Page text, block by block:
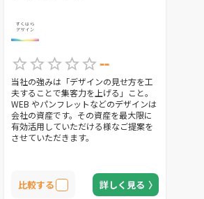
--
当社の強みは「デザインの見せ方を工
夫することで集客力を上げる」こと。
WEB やパンフレットなどのデザインは
会社の資産です。その資産を最大限に
有効活用していただける様なご提案を
させていただきます。
比較する 詳しく見る